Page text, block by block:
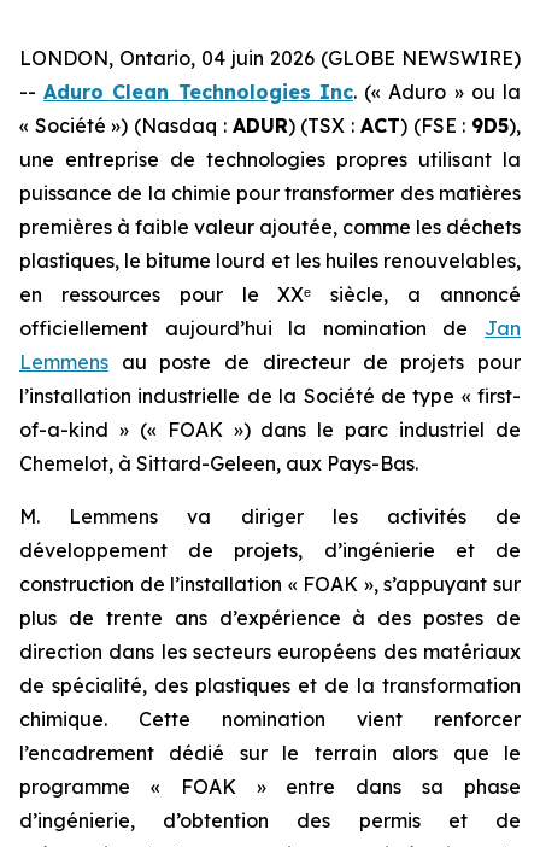
LONDON, Ontario, 04 juin 2026 (GLOBE NEWSWIRE)
--Aduro Clean Technologies Inc. (« Aduro » ou la
« Société ») (Nasdaq : ADUR) (TSX : ACT) (FSE : 9D5),
une entreprise de technologies propres utilisant la
puissance de la chimie pour transformer des matières
premières à faible valeur ajoutée, comme les déchets
plastiques, le bitume lourd et les huiles renouvelables,
en ressources pour le XXᵉ siècle, a annoncé
officiellement aujourd’hui la nomination de Jan
Lemmens au poste de directeur de projets pour
l’installation industrielle de la Société de type « first-
of-a-kind » (« FOAK ») dans le parc industriel de
Chemelot, à Sittard-Geleen, aux Pays-Bas.
M. Lemmens va diriger les activités de
développement de projets, d’ingénierie et de
construction de l’installation « FOAK », s’appuyant sur
plus de trente ans d’expérience à des postes de
direction dans les secteurs européens des matériaux
de spécialité, des plastiques et de la transformation
chimique. Cette nomination vient renforcer
l’encadrement dédié sur le terrain alors que le
programme « FOAK » entre dans sa phase
d’ingénierie, d’obtention des permis et de